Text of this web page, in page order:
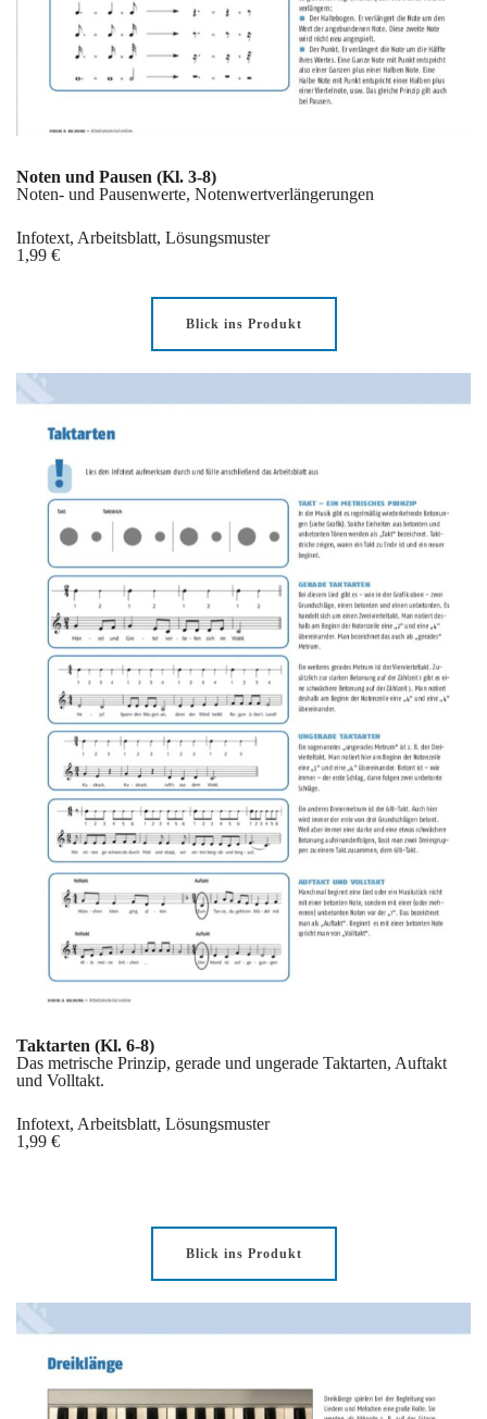
Noten und Pausen (Kl. 3-8)
Noten- und Pausenwerte, Notenwertverlängerungen
Infotext, Arbeitsblatt, Lösungsmuster
1,99 €
Blick ins Produkt
Taktarten (Kl. 6-8)
Das metrische Prinzip, gerade und ungerade Taktarten, Auftakt
und Volltakt.
Infotext, Arbeitsblatt, Lösungsmuster
1,99 €
Blick ins Produkt